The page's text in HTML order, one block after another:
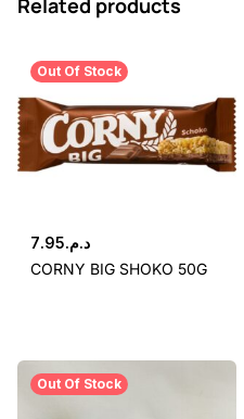
Out Of Stock
د.م.7.95
CORNY BIG SHOKO 50G
Out Of Stock